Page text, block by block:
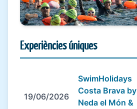
Experiències úniques
19/06/2026
SwimHolidays
Costa Brava by
Neda el Món &